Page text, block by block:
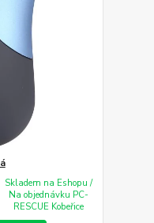
Skladem na Eshopu /
Na objednávku PC-
RESCUE Kobeřice